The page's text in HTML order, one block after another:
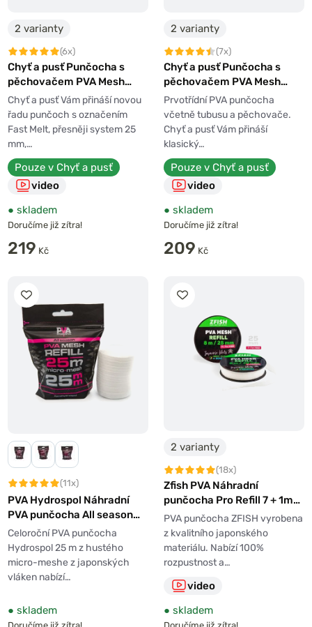
2 varianty
(6x)
Chyť a pusť Punčocha s
pěchovačem PVA Mesh
System Fast Melt 7m
Chyť a pusť Vám přináší novou
řadu punčoch s označením
Fast Melt, přesněji system 25
mm,…
Pouze v Chyť a pusť
video
● skladem
Doručíme již zítra!
219 Kč
2 varianty
(7x)
Chyť a pusť Punčocha s
pěchovačem PVA Mesh
System 7m
Prvotřídní PVA punčocha
včetně tubusu a pěchovače.
Chyť a pusť Vám přináší
klasický…
Pouze v Chyť a pusť
video
● skladem
Doručíme již zítra!
209 Kč
(11x)
PVA Hydrospol Náhradní
PVA punčocha All season
25m
Celoroční PVA punčocha
Hydrospol 25 m z hustého
micro-meshe z japonských
vláken nabízí…
● skladem
2 varianty
(18x)
Zfish PVA Náhradní
punčocha Pro Refill 7 + 1m
Zdarma!
PVA punčocha ZFISH vyrobena
z kvalitního japonského
materiálu. Nabízí 100%
rozpustnost a…
video
● skladem